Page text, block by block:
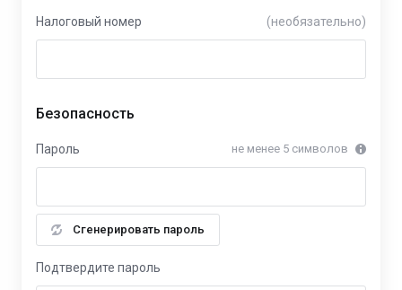
Налоговый номер (необязательно)
Безопасность
Пароль не менее 5 символов
Сгенерировать пароль
Подтвердите пароль